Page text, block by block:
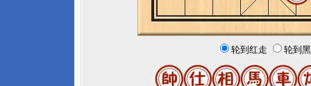
轮到红走 轮到